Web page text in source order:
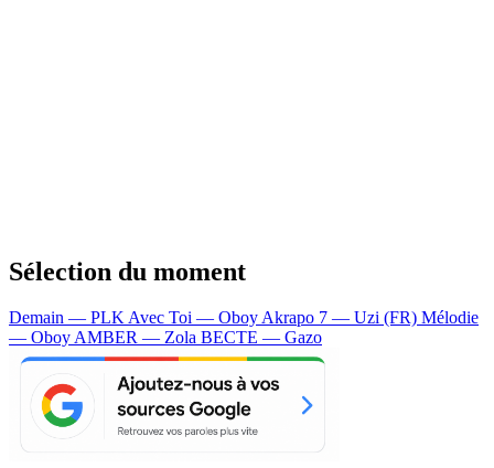
Sélection du moment
Demain — PLKAvec Toi — OboyAkrapo 7 — Uzi (FR) Mélodie
— OboyAMBER — Zola BECTE — Gazo